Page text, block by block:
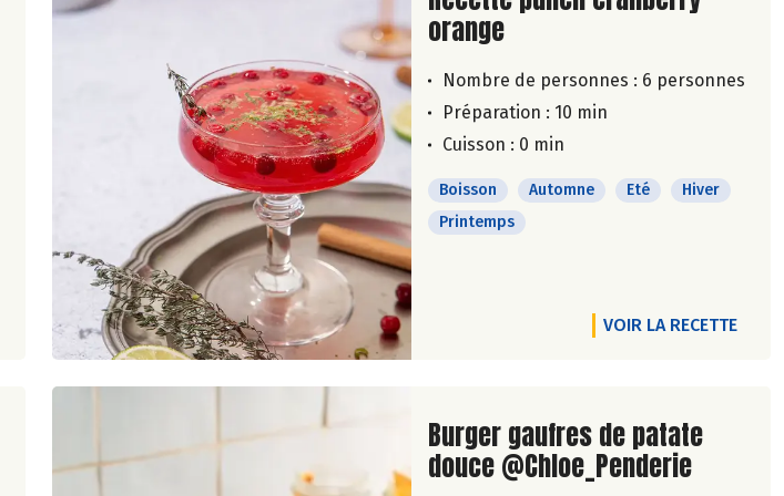
orange
Nombre de personnes : 6 personnes
Préparation : 10 min
Cuisson : 0 min
Boisson Automne Eté
Hiver
Printemps
VOIR LA RECETTE
Lire la suite de la recette
Burger gaufres de patate
douce @Chloe_Penderie